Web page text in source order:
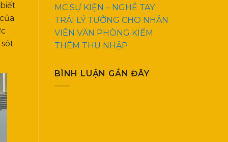
MC SỰ KIỆN – NGHỀ TAY
TRÁI LÝ TƯỞNG CHO NHÂN
VIÊN VĂN PHÒNG KIẾM
THÊM THU NHẬP
BÌNH LUẬN GẦN ĐÂY